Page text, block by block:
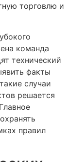
торговлю и
команда
технический
факты
случаи
решается
правил